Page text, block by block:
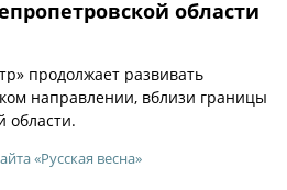
области
продолжает развивать
направлении, вблизи границы
области.
«Русская весна»